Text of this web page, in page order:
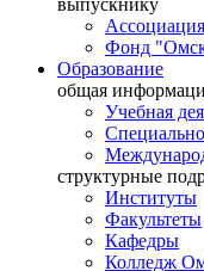
выпускнику
Фонд
Образование
общая
Учебная
структурные
Институты
Факультеты
Кафедры
Колледж